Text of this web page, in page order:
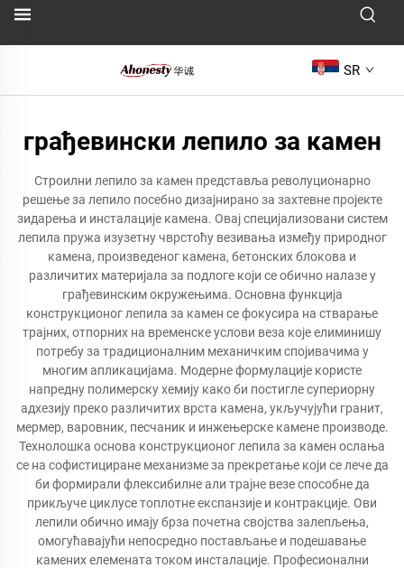
SR
грађевински лепило за камен
Строилни лепило за камен представља револуционарно
решење за лепило посебно дизајнирано за захтевне пројекте
зидарења и инсталације камена. Овај специјализовани систем
лепила пружа изузетну чврстоћу везивања између природног
камена, произведеног камена, бетонских блокова и
различитих материјала за подлоге који се обично налазе у
грађевинским окружењима. Основна функција
конструкционог лепила за камен се фокусира на стварање
трајних, отпорних на временске услови веза које елиминишу
потребу за традиционалним механичким спојивачима у
многим апликацијама. Модерне формулације користе
напредну полимерску хемију како би постигле супериорну
адхезију преко различитих врста камена, укључујући гранит,
мермер, варовник, песчаник и инжењерске камене производе.
Технолошка основа конструкционог лепила за камен ослања
се на софистициране механизме за прекретање који се лече да
би формирали флексибилне али трајне везе способне да
прикључе циклусе топлотне експанзије и контракције. Ови
лепили обично имају брза почетна својства залепљења,
омогућавајући непосредно постављање и подешавање
камених елемената током инсталације. Професионални